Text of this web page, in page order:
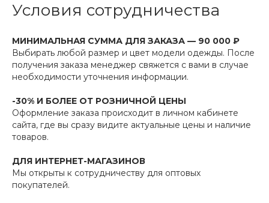
Условия сотрудничества
МИНИМАЛЬНАЯ СУММА ДЛЯ ЗАКАЗА — 90 000 ₽
Выбирать любой размер и цвет модели одежды. После
получения заказа менеджер свяжется с вами в случае
необходимости уточнения информации.
-30% И БОЛЕЕ ОТ РОЗНИЧНОЙ ЦЕНЫ
Оформление заказа происходит в личном кабинете
сайта, где вы сразу видите актуальные цены и наличие
товаров.
ДЛЯ ИНТЕРНЕТ-МАГАЗИНОВ
Мы открыты к сотрудничеству для оптовых
покупателей.